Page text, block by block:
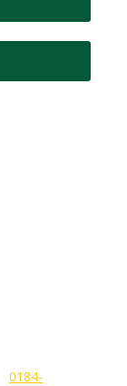
0184-